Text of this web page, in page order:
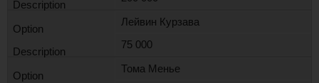
Лейвин Курзава
75 000
Тома Менье